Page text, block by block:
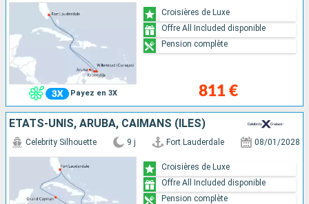
Payez en 3X 811 €
Croisières de Luxe
Offre All Included disponible
Pension complète
ÉTATS-UNIS, ARUBA, CAÏMANS (ÎLES)
Celebrity Silhouette 9 j Fort Lauderdale 08/01/2028
Croisières de Luxe
Offre All Included disponible
Pension complète